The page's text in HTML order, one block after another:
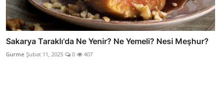
Sakarya Taraklı'da Ne Yenir? Ne Yemeli? Nesi Meşhur?
Gurme Şubat 11, 2025 0 407